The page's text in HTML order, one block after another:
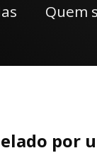
Quem
por